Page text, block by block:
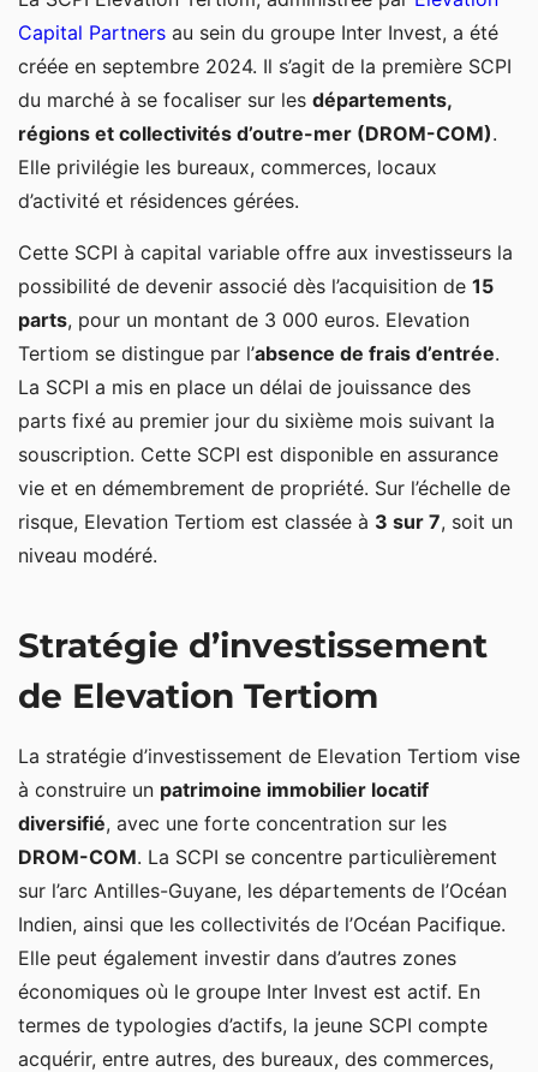
Capital Partners au sein du groupe Inter Invest, a été
créée en septembre 2024. Il s’agit de la première SCPI
du marché à se focaliser sur les départements,
régions et collectivités d’outre-mer (DROM-COM).
Elle privilégie les bureaux, commerces, locaux
d’activité et résidences gérées.
Cette SCPI à capital variable offre aux investisseurs la
possibilité de devenir associé dès l’acquisition de 15
parts, pour un montant de 3 000 euros. Elevation
Tertiom se distingue par l’absence de frais d’entrée.
La SCPI a mis en place un délai de jouissance des
parts fixé au premier jour du sixième mois suivant la
souscription. Cette SCPI est disponible en assurance
vie et en démembrement de propriété. Sur l’échelle de
risque, Elevation Tertiom est classée à 3 sur 7, soit un
niveau modéré.
Stratégie d’investissement
de Elevation Tertiom
La stratégie d’investissement de Elevation Tertiom vise
à construire un patrimoine immobilier locatif
diversifié, avec une forte concentration sur les
DROM-COM. La SCPI se concentre particulièrement
sur l’arc Antilles-Guyane, les départements de l’Océan
Indien, ainsi que les collectivités de l’Océan Pacifique.
Elle peut également investir dans d’autres zones
économiques où le groupe Inter Invest est actif. En
termes de typologies d’actifs, la jeune SCPI compte
acquérir, entre autres, des bureaux, des commerces,